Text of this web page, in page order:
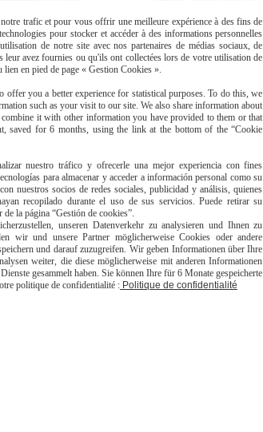
trafic et pour vous offrir une meilleure expérience à des fins de
pour stocker et accéder à des informations personnelles
de notre site avec nos partenaires de médias sociaux, de
avez fournies ou qu'ils ont collectées lors de votre utilisation de
en pied de page « Gestion Cookies ».
you a better experience for statistical purposes. To do this, we
such as your visit to our site. We also share information about
it with other information you have provided to them or that
saved for 6 months, using the link at the bottom of the “Cookie
nuestro tráfico y ofrecerle una mejor experiencia con fines
para almacenar y acceder a información personal como su
nuestros socios de redes sociales, publicidad y análisis, quienes
recopilado durante el uso de sus servicios. Puede retirar su
la página “Gestión de cookies”.
unseren Datenverkehr zu analysieren und Ihnen zu
wir und unsere Partner möglicherweise Cookies oder andere
und darauf zuzugreifen. Wir geben Informationen über Ihre
weiter, die diese möglicherweise mit anderen Informationen
gesammelt haben. Sie können Ihre für 6 Monate gespeicherte
politique de confidentialité : Politique de confidentialité